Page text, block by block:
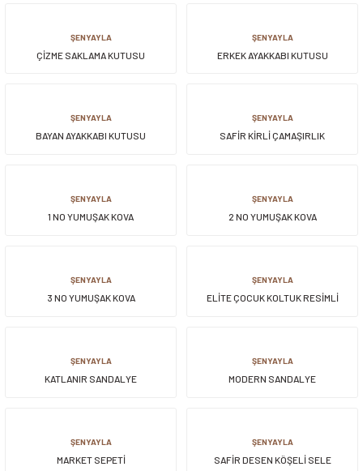
ŞENYAYLA
ÇİZME SAKLAMA KUTUSU
ŞENYAYLA
ERKEK AYAKKABI KUTUSU
ŞENYAYLA
BAYAN AYAKKABI KUTUSU
ŞENYAYLA
SAFİR KİRLİ ÇAMAŞIRLIK
ŞENYAYLA
1 NO YUMUŞAK KOVA
ŞENYAYLA
2 NO YUMUŞAK KOVA
ŞENYAYLA
3 NO YUMUŞAK KOVA
ŞENYAYLA
ELİTE ÇOCUK KOLTUK RESİMLİ
ŞENYAYLA
KATLANIR SANDALYE
ŞENYAYLA
MODERN SANDALYE
ŞENYAYLA
MARKET SEPETİ
ŞENYAYLA
SAFİR DESEN KÖŞELİ SELE